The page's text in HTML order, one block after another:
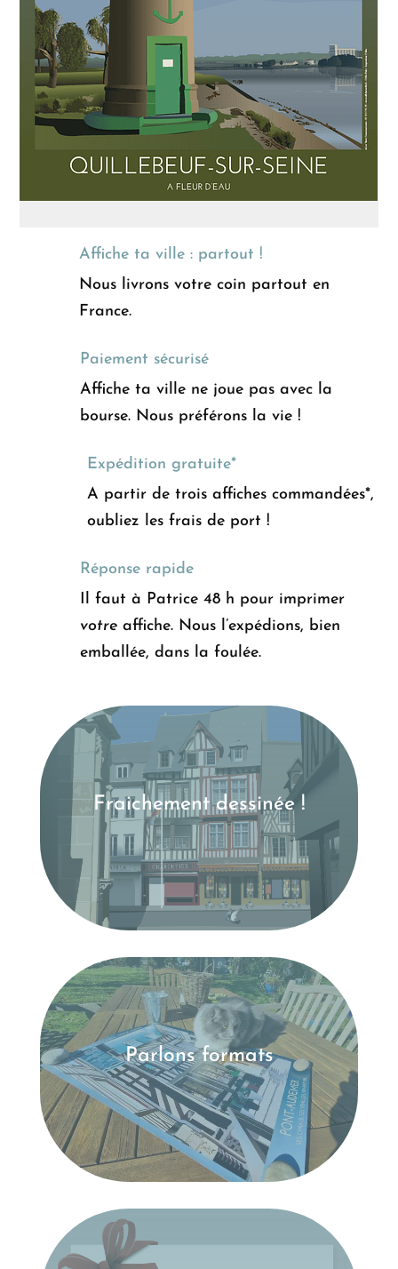
Affiche ta ville : partout !
Nous livrons votre coin partout en
France.
Paiement sécurisé
Affiche ta ville ne joue pas avec la
bourse. Nous préférons la vie !
Expédition gratuite*
A partir de trois affiches commandées*,
oubliez les frais de port !
Réponse rapide
Il faut à Patrice 48 h pour imprimer
votre affiche. Nous l’expédions, bien
emballée, dans la foulée.
Fraichement dessinée !
Parlons formats